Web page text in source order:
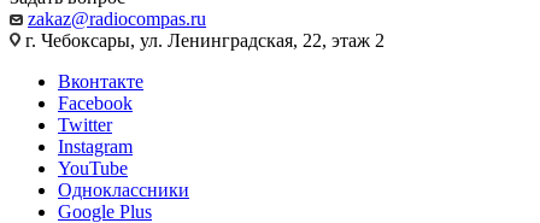
zakaz@radiocompas.ru
г. Чебоксары, ул. Ленинградская, 22, этаж 2
Вконтакте
Facebook
Twitter
Instagram
YouTube
Одноклассники
Google Plus